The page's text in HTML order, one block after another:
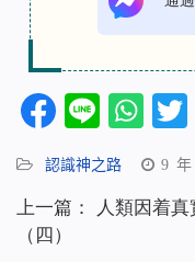
Line
認識神之路 9 年
上一篇：
人類因着
（四）